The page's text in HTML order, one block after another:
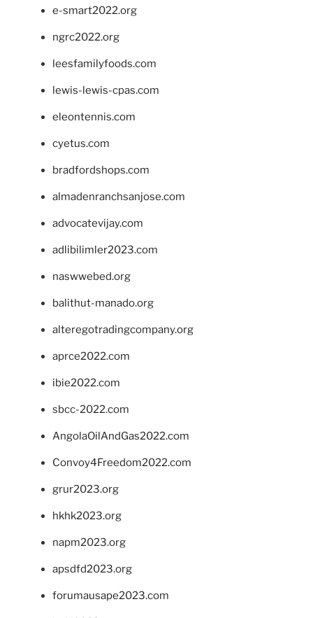
e-smart2022.org
ngrc2022.org
leesfamilyfoods.com
lewis-lewis-cpas.com
eleontennis.com
cyetus.com
bradfordshops.com
almadenranchsanjose.com
advocatevijay.com
adlibilimler2023.com
naswwebed.org
balithut-manado.org
alteregotradingcompany.org
aprce2022.com
ibie2022.com
sbcc-2022.com
AngolaOilAndGas2022.com
Convoy4Freedom2022.com
grur2023.org
hkhk2023.org
napm2023.org
apsdfd2023.org
forumausape2023.com